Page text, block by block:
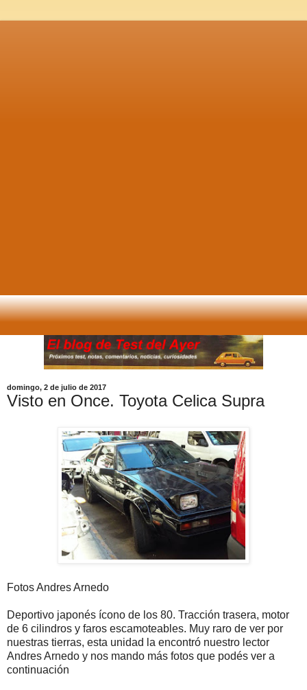
domingo, 2 de julio de 2017
Visto en Once. Toyota Celica Supra
Fotos Andres Arnedo
Deportivo japonés ícono de los 80. Tracción trasera, motor
de 6 cilindros y faros escamoteables. Muy raro de ver por
nuestras tierras, esta unidad la encontró nuestro lector
Andres Arnedo y nos mando más fotos que podés ver a
continuación